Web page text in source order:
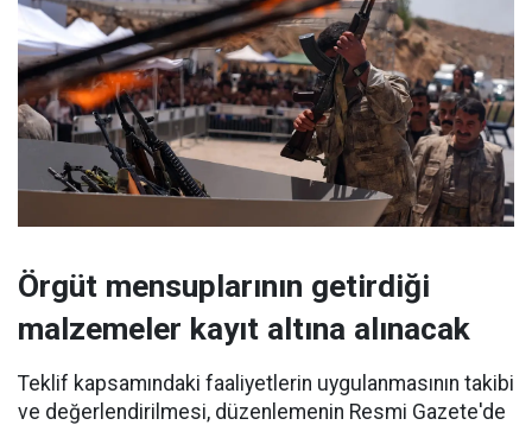
Örgüt mensuplarının getirdiği
malzemeler kayıt altına alınacak
Teklif kapsamındaki faaliyetlerin uygulanmasının takibi
ve değerlendirilmesi, düzenlemenin Resmi Gazete'de